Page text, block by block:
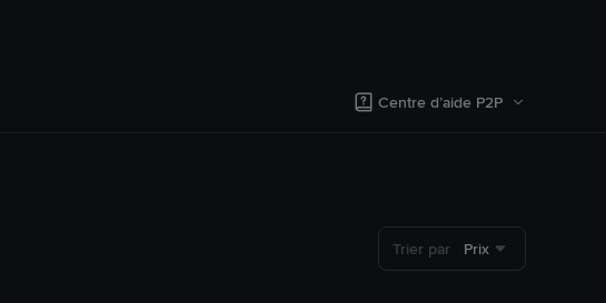
Centre d’aide P2P
Trier par Prix